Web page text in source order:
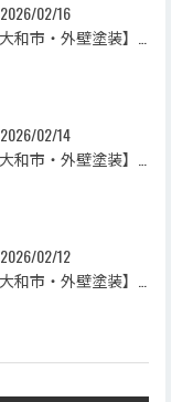
2026/02/16
【大和市・外壁塗装】株式会社シモダで一緒に働いてみませんか？職人さん募集中
2026/02/14
【大和市・外壁塗装】株式会社シモダの想い
2026/02/12
【大和市・外壁塗装】株式会社シモダ 一緒に働いてくれる職人さん大募集